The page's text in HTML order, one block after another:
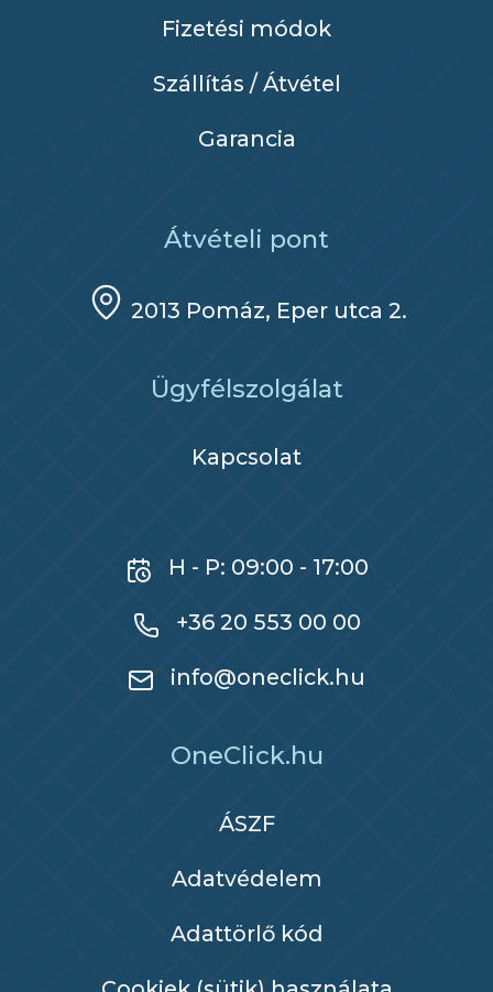
Fizetési módok
Szállítás / Átvétel
Garancia
Átvételi pont
2013 Pomáz, Eper utca 2.
Ügyfélszolgálat
Kapcsolat
H - P: 09:00 - 17:00
+36 20 553 00 00
info@oneclick.hu
OneClick.hu
ÁSZF
Adatvédelem
Adattörlő kód